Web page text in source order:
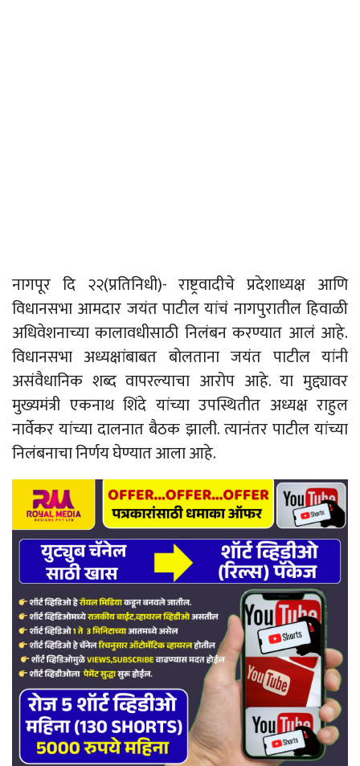
नागपूर दि २२(प्रतिनिधी)- राष्ट्रवादीचे प्रदेशाध्यक्ष आणि
विधानसभा आमदार जयंत पाटील यांचं नागपुरातील हिवाळी
अधिवेशनाच्या कालावधीसाठी निलंबन करण्यात आलं आहे.
विधानसभा अध्यक्षांबाबत बोलताना जयंत पाटील यांनी
असंवैधानिक शब्द वापरल्याचा आरोप आहे. या मुद्द्यावर
मुख्यमंत्री एकनाथ शिंदे यांच्या उपस्थितीत अध्यक्ष राहुल
नार्वेकर यांच्या दालनात बैठक झाली. त्यानंतर पाटील यांच्या
निलंबनाचा निर्णय घेण्यात आला आहे.